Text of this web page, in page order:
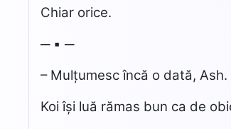
Chiar orice.
─ ▪ ─
– Mulțumesc încă o dată, Ash.
Koi își luă rămas bun ca de